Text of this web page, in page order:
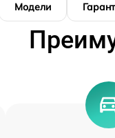
Модели